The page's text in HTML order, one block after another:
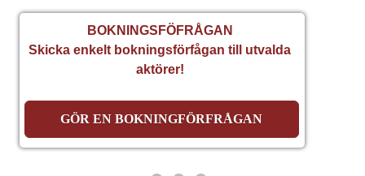
BOKNINGSFÖFRÅGAN
Skicka enkelt bokningsförfågan till utvalda
aktörer!
GÖR EN BOKNINGFÖRFRÅGAN